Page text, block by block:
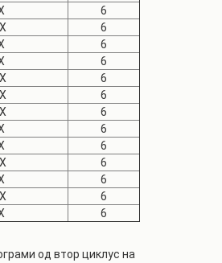
6
IX
6
6
6
IX
6
IX
6
IX
6
6
6
IX
6
6
IX
6
6
од втор циклус на